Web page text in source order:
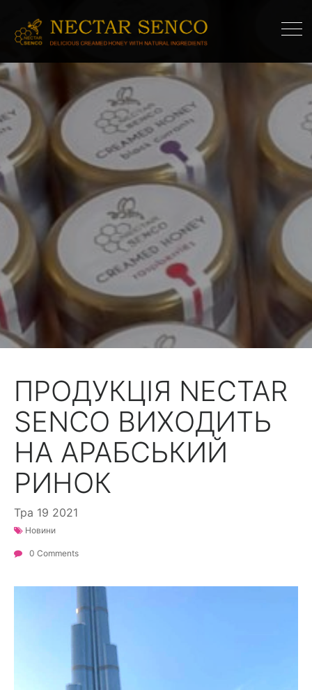
ПРОДУКЦІЯ NECTAR
SENCO ВИХОДИТЬ
НА АРАБСЬКИЙ
РИНОК
Тра 19 2021
Новини
0 Comments